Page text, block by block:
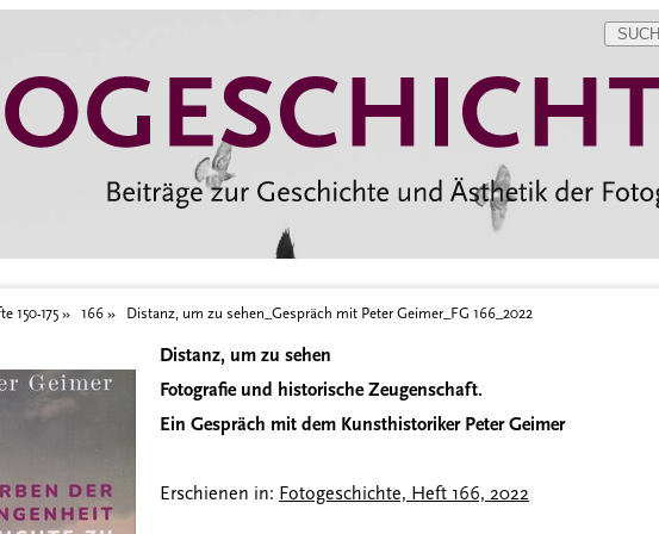
166_2022
150-175 166 Distanz, um zu sehen_Gespräch mit Peter Geimer_FG 166_2022
Distanz, um zu sehen
Fotografie und historische Zeugenschaft.
Ein Gespräch mit dem Kunsthistoriker Peter Geimer
Erschienen in: Fotogeschichte, Heft 166, 2022